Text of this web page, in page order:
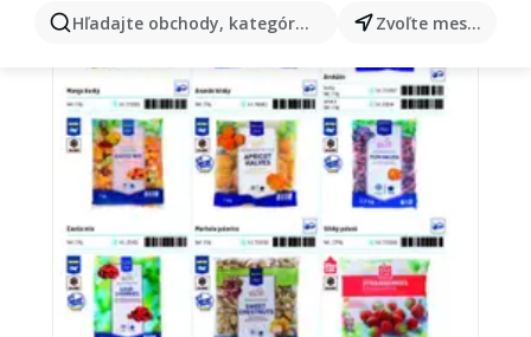
Hľadajte obchody, kategórie, produkty... Zvoľte mesto